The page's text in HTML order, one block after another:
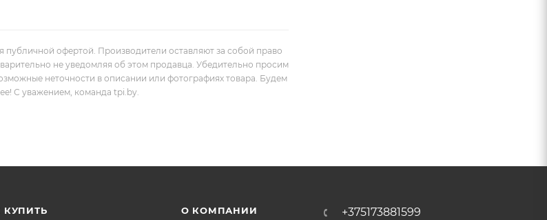
публичной офертой. Производители оставляют за собой право
не уведомляя об этом продавца. Убедительно просим
неточности в описании или фотографиях товара. Будем
С уважением, команда tpi.by.
КУПИТЬ О КОМПАНИИ +375173881599